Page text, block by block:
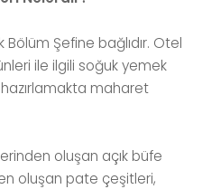
Bölüm Şefine bağlıdır. Otel
ile ilgili soğuk yemek
maharet
oluşan açık büfe
oluşan pate çeşitleri,